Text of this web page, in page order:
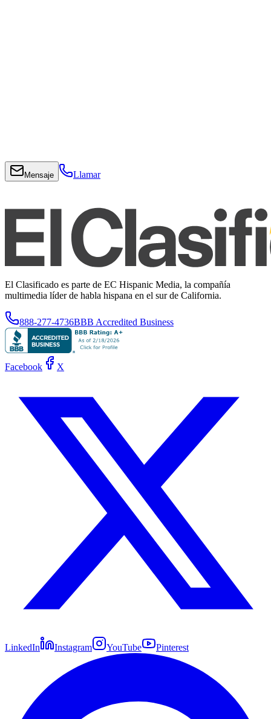
Mensaje Llamar
El Clasificado es parte de EC Hispanic Media, la compañía
multimedia líder de habla hispana en el sur de California.
888-277-4736BBB Accredited Business
Facebook X
LinkedIn Instagram YouTube Pinterest